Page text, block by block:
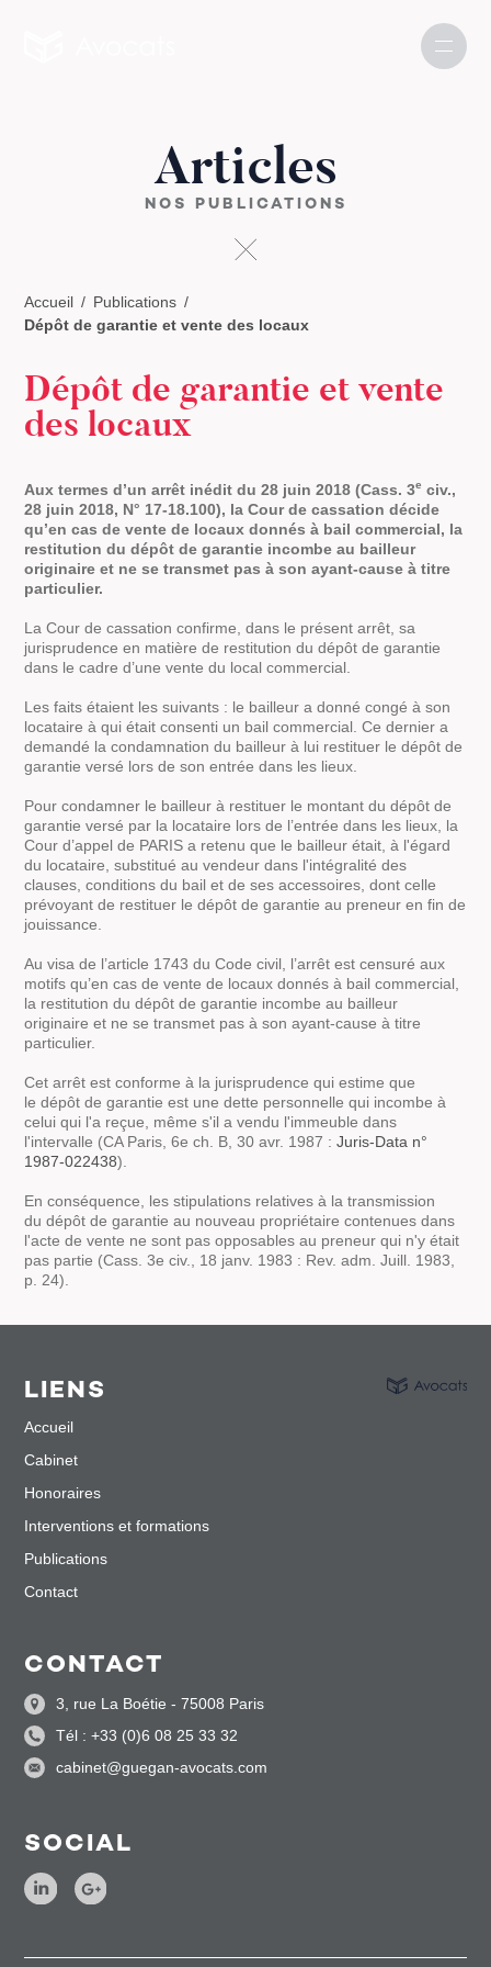
Articles
NOS PUBLICATIONS
Accueil
Publications
Dépôt de garantie et vente des locaux
Dépôt de garantie et vente
des locaux
Aux termes d’un arrêt inédit du 28 juin 2018 (Cass. 3e civ.,
28 juin 2018, N° 17-18.100), la Cour de cassation décide
qu’en cas de vente de locaux donnés à bail commercial, la
restitution du dépôt de garantie incombe au bailleur
originaire et ne se transmet pas à son ayant-cause à titre
particulier.
La Cour de cassation confirme, dans le présent arrêt, sa
jurisprudence en matière de restitution du dépôt de garantie
dans le cadre d’une vente du local commercial.
Les faits étaient les suivants : le bailleur a donné congé à son
locataire à qui était consenti un bail commercial. Ce dernier a
demandé la condamnation du bailleur à lui restituer le dépôt de
garantie versé lors de son entrée dans les lieux.
Pour condamner le bailleur à restituer le montant du dépôt de
garantie versé par la locataire lors de l’entrée dans les lieux, la
Cour d’appel de PARIS a retenu que le bailleur était, à l'égard
du locataire, substitué au vendeur dans l'intégralité des
clauses, conditions du bail et de ses accessoires, dont celle
prévoyant de restituer le dépôt de garantie au preneur en fin de
jouissance.
Au visa de l’article 1743 du Code civil, l’arrêt est censuré aux
motifs qu’en cas de vente de locaux donnés à bail commercial,
la restitution du dépôt de garantie incombe au bailleur
originaire et ne se transmet pas à son ayant-cause à titre
particulier.
Cet arrêt est conforme à la jurisprudence qui estime que
le dépôt de garantie est une dette personnelle qui incombe à
celui qui l'a reçue, même s'il a vendu l'immeuble dans
l'intervalle (CA Paris, 6e ch. B, 30 avr. 1987 :Juris-Data n°
1987-022438)
En conséquence, les stipulations relatives à la transmission
du dépôt de garantie au nouveau propriétaire contenues dans
l'acte de vente ne sont pas opposables au preneur qui n'y était
pas partie (Cass. 3e civ., 18 janv. 1983 : Rev. adm. Juill. 1983,
p. 24)
LIENS
Accueil
Cabinet
Honoraires
Interventions et formations
Publications
Contact
CONTACT
3, rue La Boétie - 75008 Paris
Tél : +33 (0)6 08 25 33 32
cabinet@guegan-avocats.com
SOCIAL